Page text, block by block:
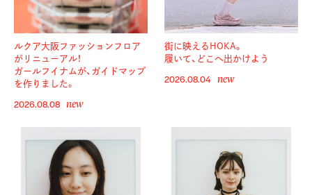
ルクア大阪ファッションフロア
がリニューアル！
ガールフイナムが、ガイドマップ
を作りました。
2026.08.08 new
街に映えるHOKA。
履いて、どこへ出かけよう
2026.08.04 new